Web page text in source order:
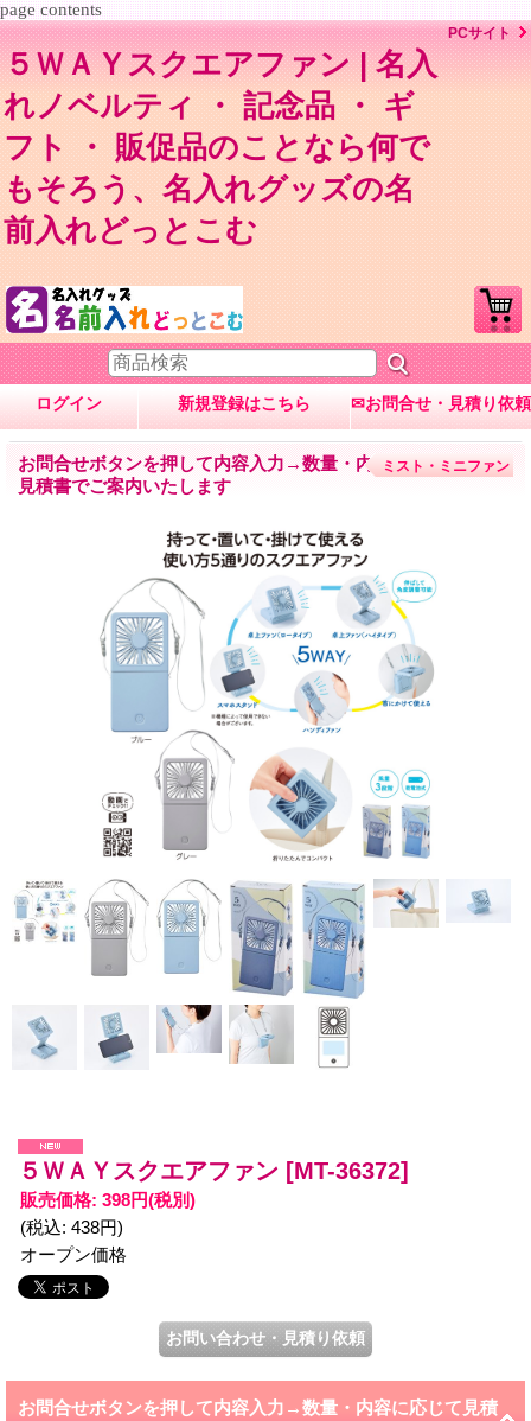
page contents
５ＷＡＹスクエアファン | 名入
れノベルティ ・ 記念品 ・ ギ
フト ・ 販促品のことなら何で
もそろう、名入れグッズの名
前入れどっとこむ
PCサイト
ログイン 新規登録はこちら ✉お問合せ・見積り依頼
お問合せボタンを押して内容入力→数量・内容に応じて
見積書でご案内いたします
ミスト・ミニファン
５ＷＡＹスクエアファン [MT-36372]
販売価格: 398円(税別)
(税込: 438円)
オープン価格
お問合せボタンを押して内容入力→数量・内容に応じて見積